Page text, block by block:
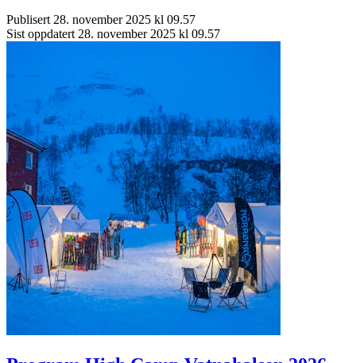
Publisert 28. november 2025 kl 09.57
Sist oppdatert 28. november 2025 kl 09.57